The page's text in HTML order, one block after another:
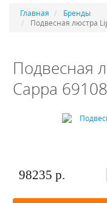
Главная
Бренды
Подвесная люстра
Подвесная
Cappa
98235 р.